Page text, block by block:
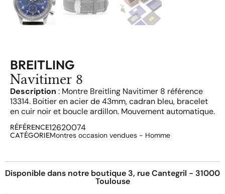
BREITLING
Navitimer 8
Description : Montre Breitling Navitimer 8 référence
13314. Boitier en acier de 43mm, cadran bleu, bracelet
en cuir noir et boucle ardillon. Mouvement automatique.
RÉFÉRENCE12620074
CATÉGORIEMontres occasion vendues - Homme
Disponible dans notre boutique 3, rue Cantegril - 31000
Toulouse